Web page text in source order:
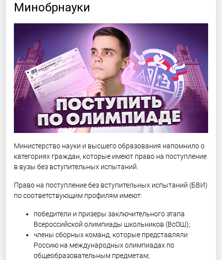
Минобрнауки
Министерство науки и высшего образования напомнило о
категориях граждан, которые имеют право на поступление
в вузы без вступительных испытаний.
Право на поступление без вступительных испытаний (БВИ)
по соответствующим профилям имеют:
победители и призеры заключительного этапа
Всероссийской олимпиады школьников (ВсОШ);
члены сборных команд, которые представляли
Россию на международных олимпиадах по
общеобразовательным предметам;